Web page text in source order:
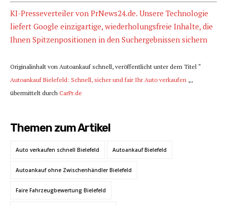
KI-Presseverteiler von PrNews24.de. Unsere Technologie
liefert Google einzigartige, wiederholungsfreie Inhalte, die
Ihnen Spitzenpositionen in den Suchergebnissen sichern
Originalinhalt von Autoankauf schnell, veröffentlicht unter dem Titel “
Autoankauf Bielefeld: Schnell, sicher und fair Ihr Auto verkaufen „,
übermittelt durch CarPr.de
Themen zum Artikel
Auto verkaufen schnell Bielefeld Autoankauf Bielefeld
Autoankauf ohne Zwischenhändler Bielefeld
Faire Fahrzeugbewertung Bielefeld